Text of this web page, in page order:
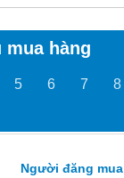
mua hàng
5 6 7 8
Người đăng mua